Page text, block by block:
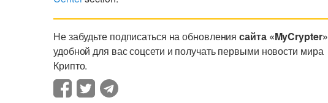
Не забудьте подписаться на обновлениясайта «MyCrypter»
удобной для вас соцсети и получать первыми новости мира
Крипто.